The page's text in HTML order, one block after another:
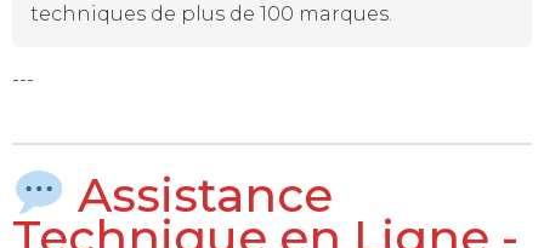
techniques de plus de 100 marques.
---
Assistance